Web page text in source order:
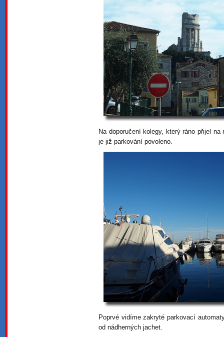
Na doporučení kolegy, který ráno přijel
je již parkování povoleno.
Poprvé vidíme zakryté parkovací
od nádherných jachet.